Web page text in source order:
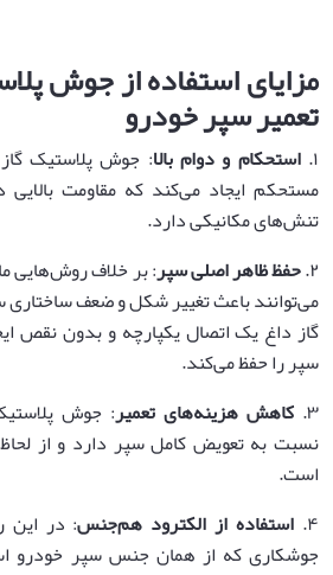
مزایای استفاده از جوش
تعمیر سپر خودرو
۱. استحکام و دوام بالا: جوش پلاستیک
مستحکم ایجاد می‌کند که مقاومت
تنش‌های مکانیکی دارد.
۲. حفظ ظاهر اصلی سپر: بر خلاف روش‌هایی
می‌توانند باعث تغییر شکل و ضعف
گاز داغ یک اتصال یکپارچه و بدون نقص
سپر را حفظ می‌کند.
۳. کاهش هزینه‌های تعمیر: جوش
نسبت به تعویض کامل سپر دارد و از
است.
۴. استفاده از الکترود هم‌جنس: در این
جوشکاری که از همان جنس سپر خودرو